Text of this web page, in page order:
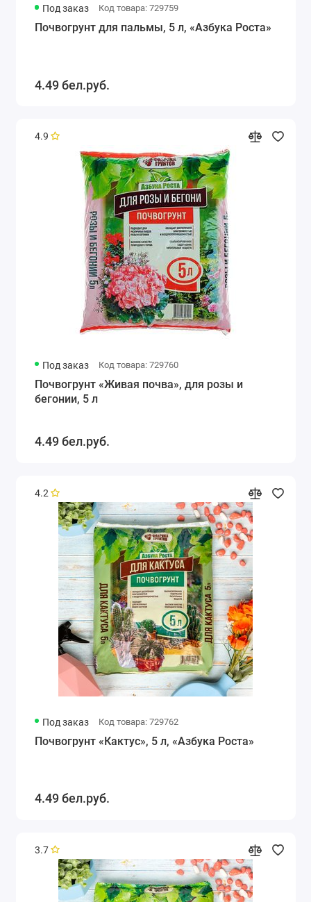
Под заказ Код товара: 729759
Почвогрунт для пальмы, 5 л, «Азбука Роста»
4.49 бел.руб.
4.9
Под заказ Код товара: 729760
Почвогрунт «Живая почва», для розы и
бегонии, 5 л
4.49 бел.руб.
4.2
Под заказ Код товара: 729762
Почвогрунт «Кактус», 5 л, «Азбука Роста»
4.49 бел.руб.
3.7